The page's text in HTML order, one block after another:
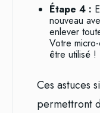
Étape 4 :
nouveau
enlever
Votre
être utilisé !
Ces astuces
permettront